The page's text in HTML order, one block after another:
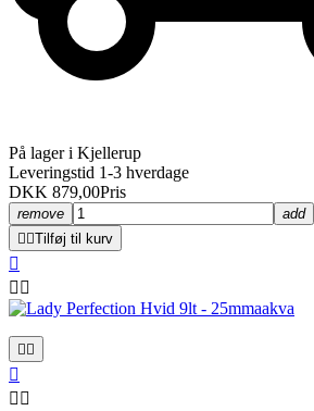
På lager i Kjellerup
Leveringstid 1-3 hverdage
DKK 879,00Pris
remove
add
Tilføj til kurv

 


 